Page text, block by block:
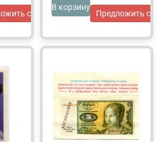
свою цену
В корзину
Предложить свою